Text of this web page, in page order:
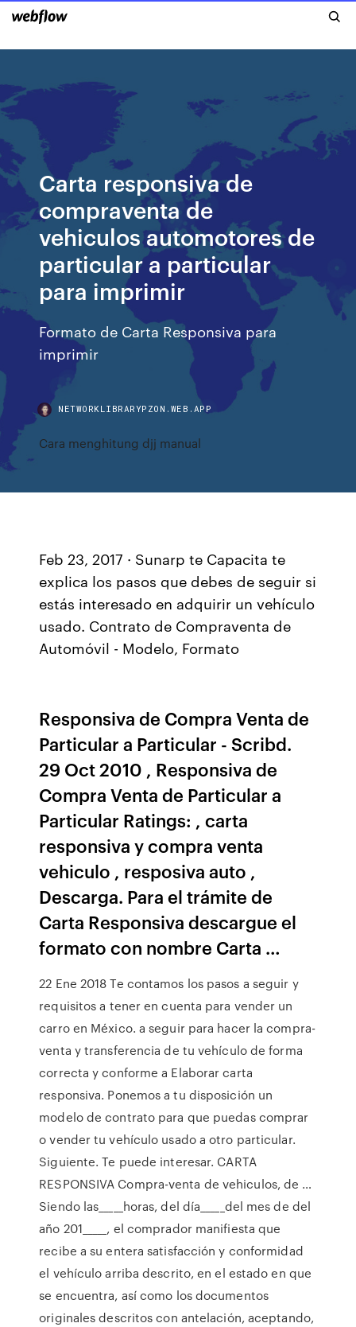
Carta responsiva de
compraventa de
vehiculos automotores de
particular a particular
para imprimir
Formato de Carta Responsiva para
imprimir
NETWORKLIBRARYPZON.WEB.APP
Cara menghitung djj manual
Feb 23, 2017 · Sunarp te Capacita te
explica los pasos que debes de seguir si
estás interesado en adquirir un vehículo
usado. Contrato de Compraventa de
Automóvil - Modelo, Formato
Responsiva de Compra Venta de
Particular a Particular - Scribd.
29 Oct 2010 , Responsiva de
Compra Venta de Particular a
Particular Ratings: , carta
responsiva y compra venta
vehiculo , resposiva auto ,
Descarga. Para el trámite de
Carta Responsiva descargue el
formato con nombre Carta …
22 Ene 2018 Te contamos los pasos a seguir y
requisitos a tener en cuenta para vender un
carro en México. a seguir para hacer la compra-
venta y transferencia de tu vehículo de forma
correcta y conforme a Elaborar carta
responsiva. Ponemos a tu disposición un
modelo de contrato para que puedas comprar
o vender tu vehículo usado a otro particular.
Siguiente. Te puede interesar. CARTA
RESPONSIVA Compra-venta de vehiculos, de …
Siendo las_____horas, del día_____del mes de del
año 201_____, el comprador manifiesta que
recibe a su entera satisfacción y conformidad
el vehículo arriba descrito, en el estado en que
se encuentra, así como los documentos
originales descritos con antelación, aceptando,